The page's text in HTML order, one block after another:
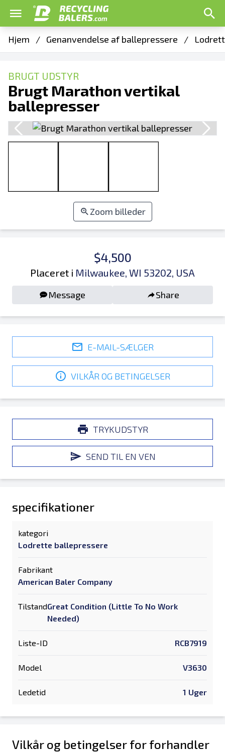
Hjem / Genanvendelse af ballepressere /
BRUGT UDSTYR
Brugt Marathon vertikal
ballepresser
Zoom billeder
$4,500
Placeret i Milwaukee, WI 53202, USA
Message Share
E-MAIL-SÆLGER
VILKÅR OG BETINGELSER
TRYKUDSTYR
SEND TIL EN VEN
specifikationer
kategori
Lodrette ballepressere
Fabrikant
American Baler Company
TilstandGreat Condition (Little To No Work
Needed)
Liste-ID RCB7919
Model V3630
Ledetid 1 Uger
Vilkår og betingelser for forhandler